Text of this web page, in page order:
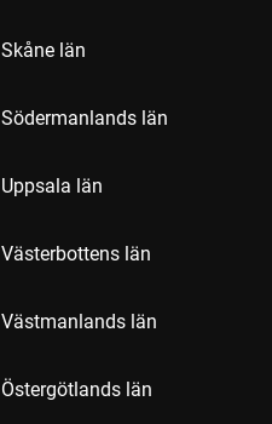
Skåne län
Södermanlands län
Uppsala län
Västerbottens län
Västmanlands län
Östergötlands län